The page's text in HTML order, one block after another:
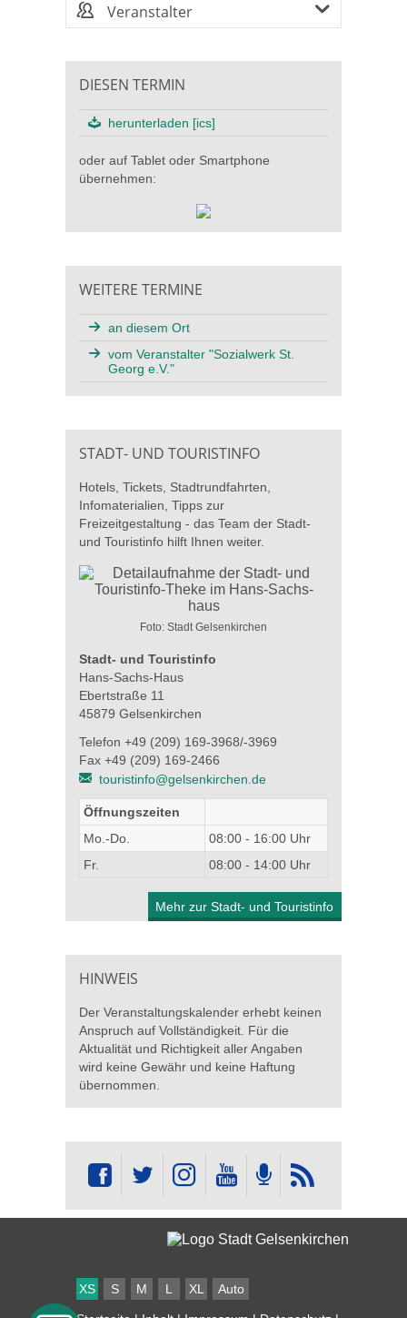
Veranstalter
DIESEN TERMIN
herunterladen [ics]
oder auf Tablet oder Smartphone
übernehmen:
WEITERE TERMINE
an diesem Ort
vom Veranstalter "Sozialwerk St.
Georg e.V."
STADT- UND TOURISTINFO
Hotels, Tickets, Stadtrundfahrten,
Infomaterialien, Tipps zur
Freizeitgestaltung - das Team der Stadt-
und Touristinfo hilft Ihnen weiter.
Foto: Stadt Gelsenkirchen
Stadt- und Touristinfo
Hans-Sachs-Haus
Ebertstraße 11
45879 Gelsenkirchen
Telefon +49 (209) 169-3968/-3969
Fax +49 (209) 169-2466
touristinfo@gelsenkirchen.de
Öffnungszeiten
Mo.-Do.
08:00 - 16:00 Uhr
Fr.
08:00 - 14:00 Uhr
Mehr zur Stadt- und Touristinfo
HINWEIS
Der Veranstaltungskalender erhebt keinen
Anspruch auf Vollständigkeit. Für die
Aktualität und Richtigkeit aller Angaben
wird keine Gewähr und keine Haftung
übernommen.
XS S M L XL Auto